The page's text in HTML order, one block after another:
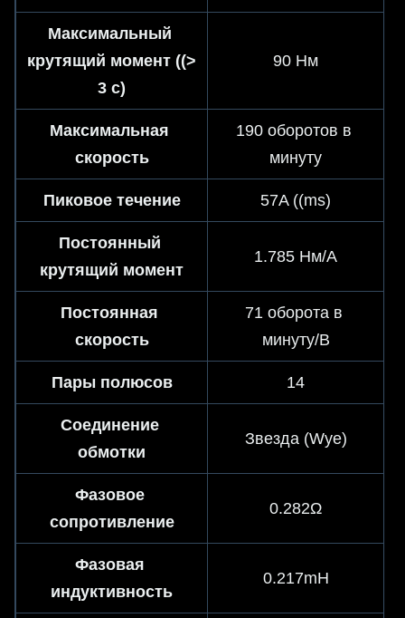
Максимальный
крутящий момент ((>
3 с)
90 Нм
Максимальная
скорость
190 оборотов в
минуту
Пиковое течение 57A ((ms)
Постоянный
крутящий момент
1.785 Нм/А
Постоянная
скорость
71 оборота в
минуту/В
Пары полюсов 14
Соединение
обмотки
Звезда (Wye)
Фазовое
сопротивление
0.282Ω
Фазовая
индуктивность
0.217mH